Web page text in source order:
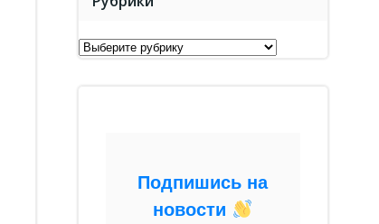
Рубрики
Подпишись на
новости